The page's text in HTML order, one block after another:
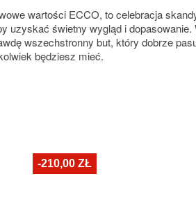
wartości ECCO, to celebracja
świetny wygląd i dopasowanie.
wszechstronny but, który dobrze
będziesz mieć.
-210,00 ZŁ